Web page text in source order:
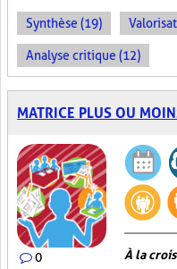
Synthèse (19)
Analyse critique (12)
MATRICE PLUS OU
0 À la